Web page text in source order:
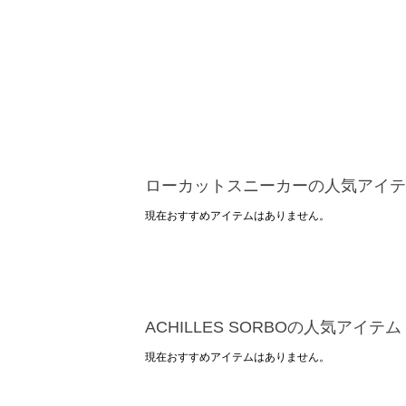
ローカットスニーカーの人気アイ
現在おすすめアイテムはありません。
ACHILLES SORBOの人気アイテム
現在おすすめアイテムはありません。